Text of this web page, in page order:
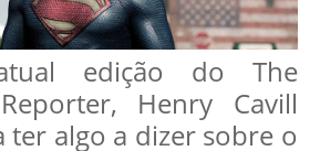
edição do The
Henry Cavill
ter algo a dizer sobre o